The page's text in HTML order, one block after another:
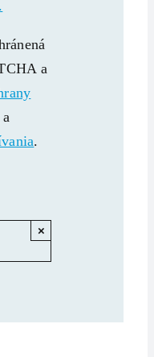
a
a
.
×